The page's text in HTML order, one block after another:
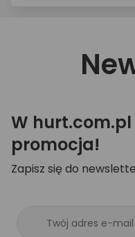
W
promocja!
Zapisz się do